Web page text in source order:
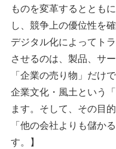
ものを変革するととも
し、競争上の優位性を確
デジタル化によってト
させるのは、製品、サ
「企業の売り物」だけ
企業文化・風土という
ます。そして、その目
「他の会社よりも儲か
す。】